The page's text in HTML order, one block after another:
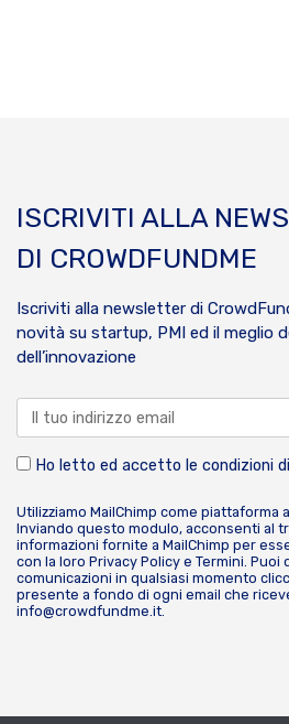
ISCRIVITI ALLA
DI CROWDFUNDME
Iscriviti alla newsletter di
novità su startup, PMI ed il meglio
dell’innovazione
Ho letto ed accetto le condizioni di
Utilizziamo MailChimp come piattaforma
Inviando questo modulo, acconsenti al
informazioni fornite a MailChimp per
con la loro Privacy Policy e Termini. Puoi
comunicazioni in qualsiasi momento
presente a fondo di ogni email che
info@crowdfundme.it.